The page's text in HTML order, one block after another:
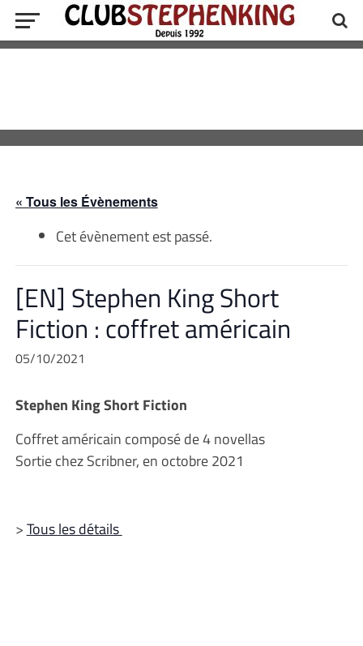
« Tous les Évènements
Cet évènement est passé.
[EN] Stephen King Short
Fiction : coffret américain
05/10/2021
Stephen King Short Fiction
Coffret américain composé de 4 novellas
Sortie chez Scribner, en octobre 2021
>Tous les détails